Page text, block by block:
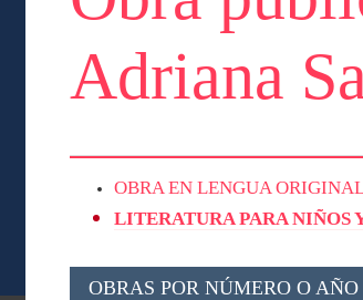
Adriana
OBRA EN LENGUA
LITERATURA PARA NIÑOS
OBRAS POR NÚMERO O AÑO